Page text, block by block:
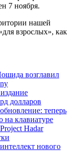
7 ноября.
нашей
взрослых», как
возглавил
долларов
теперь
на клавиатуре
Hadar
нового